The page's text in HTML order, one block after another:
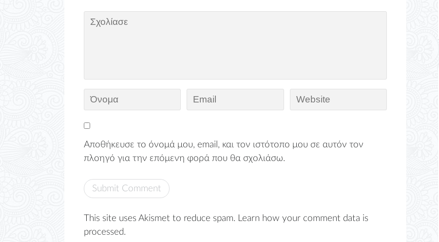
Αποθήκευσε το όνομά μου, email, και τον ιστότοπο μου σε αυτόν τον
πλοηγό για την επόμενη φορά που θα σχολιάσω.
This site uses Akismet to reduce spam. Learn how your comment data is
processed.